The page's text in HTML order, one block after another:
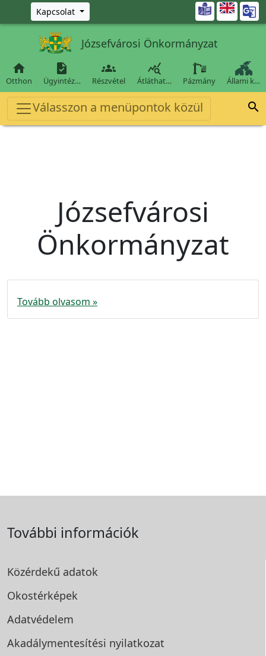
Ugrás a fő tartalomra
Kapcsolat 
Józsefvárosi Önkormányzat

Otthon

Ügyintéz…

Részvétel

Átláthat… Pázmány Állami k…
Válasszon a menüpontok közül 
Józsefvárosi
Önkormányzat
Tovább olvasom »
További információk
Közérdekű adatok
Okostérképek
Adatvédelem
Akadálymentesítési nyilatkozat